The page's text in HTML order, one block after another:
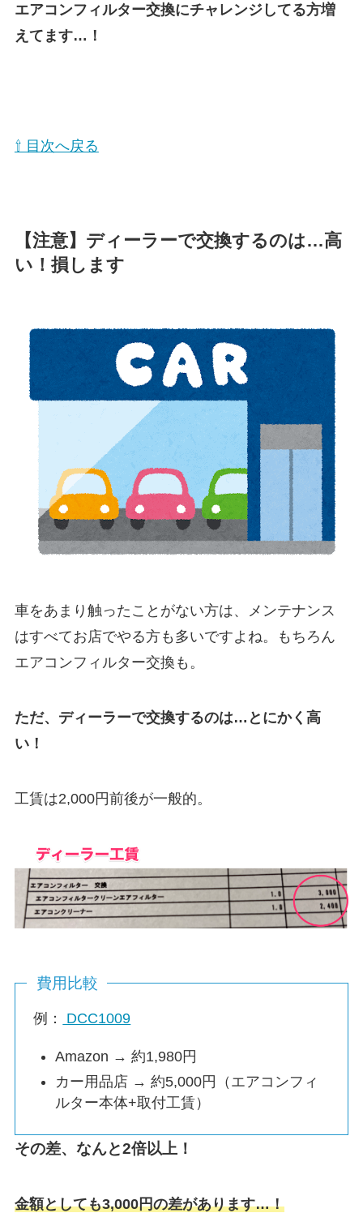
エアコンフィルター交換にチャレンジしてる方増
えてます…！
⇧ 目次へ戻る
【注意】ディーラーで交換するのは…高
い！損します
車をあまり触ったことがない方は、メンテナンス
はすべてお店でやる方も多いですよね。もちろん
エアコンフィルター交換も。
ただ、ディーラーで交換するのは…とにかく高
い！
工賃は2,000円前後が一般的。
費用比較
例： DCC1009
Amazon → 約1,980円
カー用品店 → 約5,000円（エアコンフィ
ルター本体+取付工賃）
その差、なんと2倍以上！
金額としても3,000円の差があります…！